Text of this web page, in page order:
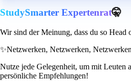
StudySmarter Expertenrat🤫
Wir sind der Meinung, dass du so
✨Netzwerken, Netzwerken,
Nutze jede Gelegenheit, um mit Leuten
persönliche Empfehlungen!